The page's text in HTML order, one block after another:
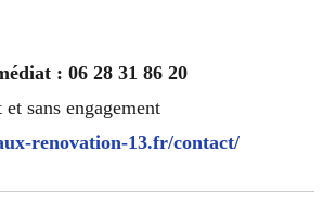
: 06 28 31 86 20
sans engagement
renovation-13.fr/contact/